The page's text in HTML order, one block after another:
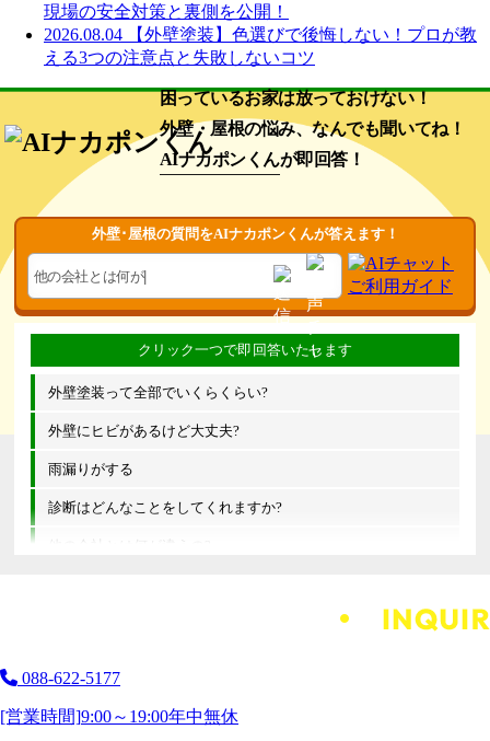
現場の安全対策と裏側を公開！
2026.08.04
【外壁塗装】色選びで後悔しない！プロが教
える3つの注意点と失敗しないコツ
困っているお家は放っておけない！
外壁・屋根の悩み、なんでも聞いてね！
AIナカポンくんが即回答！
外壁･屋根の質問をAIナカポンくんが答えます！
外壁塗装って全部でいくらくらい?
外壁にヒビがあるけど大丈夫?
雨漏りがする
診断はどんなことをしてくれますか?
他の会社とは何が違うの?
088-622-5177
[営業時間]9:00～19:00年中無休